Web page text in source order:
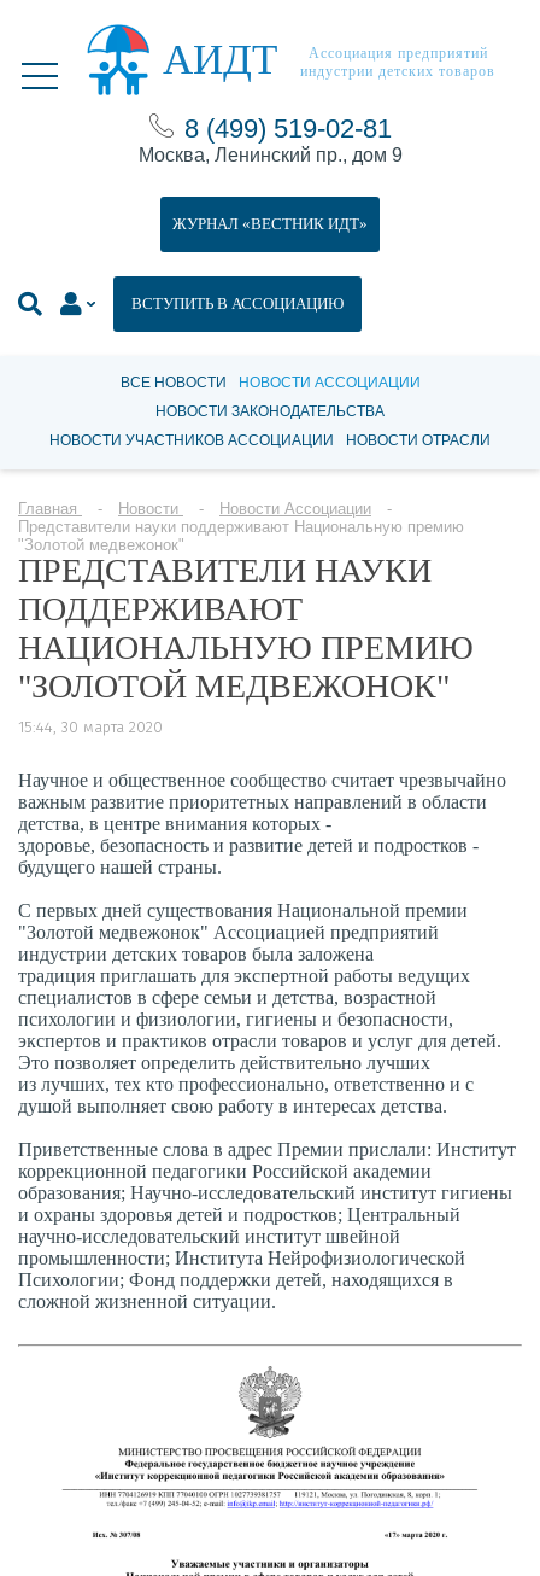
АИДТ
Ассоциация предприятий
индустрии детских товаров
8 (499) 519-02-81
Москва, Ленинский пр., дом 9
ВСТУПИТЬ В АССОЦИАЦИЮ
ЖУРНАЛ «ВЕСТНИК ИДТ»
ВСЕ НОВОСТИ
НОВОСТИ АССОЦИАЦИИ
НОВОСТИ ЗАКОНОДАТЕЛЬСТВА
НОВОСТИ УЧАСТНИКОВ АССОЦИАЦИИ
НОВОСТИ ОТРАСЛИ
Главная Новости
Новости Ассоциации
Представители науки поддерживают Национальную премию
"Золотой медвежонок"
ПРЕДСТАВИТЕЛИ НАУКИ
ПОДДЕРЖИВАЮТ
НАЦИОНАЛЬНУЮ ПРЕМИЮ
"ЗОЛОТОЙ МЕДВЕЖОНОК"
15:44, 30 марта 2020
Научное и общественное сообщество считает чрезвычайно
важным развитие приоритетных направлений в области
детства, в центре внимания которых -
здоровье, безопасность и развитие детей и подростков -
будущего нашей страны.
С первых дней существования Национальной премии
"Золотой медвежонок" Ассоциацией предприятий
индустрии детских товаров была заложена
традиция приглашать для экспертной работы ведущих
специалистов в сфере семьи и детства, возрастной
психологии и физиологии, гигиены и безопасности,
экспертов и практиков отрасли товаров и услуг для детей.
Это позволяет определить действительно лучших
из лучших, тех кто профессионально, ответственно и с
душой выполняет свою работу в интересах детства.
Приветственные слова в адрес Премии прислали: Институт
коррекционной педагогики Российской академии
образования; Научно-исследовательский институт гигиены
и охраны здоровья детей и подростков; Центральный
научно-исследовательский институт швейной
промышленности; Института Нейрофизиологической
Психологии; Фонд поддержки детей, находящихся в
сложной жизненной ситуации.